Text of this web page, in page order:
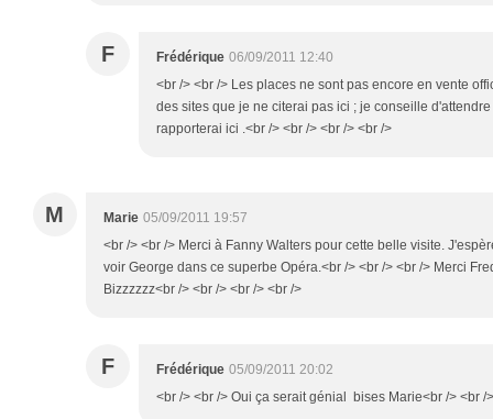
F Frédérique 06/09/2011 12:40
<br /> <br /> Les places ne sont pas encore en vente
des sites que je ne citerai pas ici ; je conseille
rapporterai ici .<br /> <br /> <br /> <br />
M Marie 05/09/2011 19:57
<br /> <br /> Merci à Fanny Walters pour cette belle visite.
voir George dans ce superbe Opéra.<br /> <br /> <br /> Merci
Bizzzzzz<br /> <br /> <br /> <br />
F Frédérique 05/09/2011 20:02
<br /> <br /> Oui ça serait génial bises Marie<br /> <br /